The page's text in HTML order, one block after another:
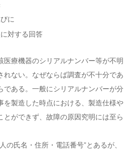
に
対する回答
医療機器のシリアルナンバー等が不明
れない。なぜならば調査が不十分であ
である。一般にシリアルナンバーが分
を製造した時点における、製造仕様や
とができず、故障の原因究明には至ら
の氏名・住所・電話番号”とあるが、